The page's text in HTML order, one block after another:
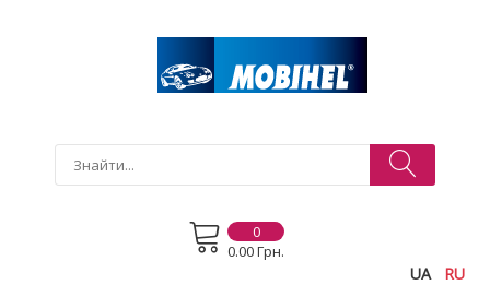
0
0.00 Грн.
UA RU